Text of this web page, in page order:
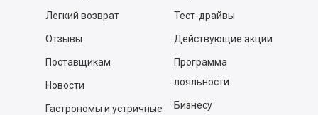
Легкий возврат
Отзывы
Поставщикам
Новости
Гастрономы и устричные
Тест-драйвы
Действующие акции
Программа
лояльности
Бизнесу